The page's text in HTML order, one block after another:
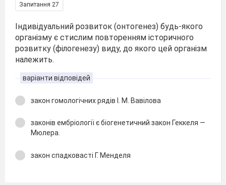
Запитання 27
Індивідуальний розвиток (онтогенез) будь-якого
організму є стислим повторенням історичного
розвитку (філогенезу) виду, до якого цей організм
належить.
варіанти відповідей
закон гомологічних рядів І. М. Вавілова
законів ембріології є біогенетичний закон Геккеля —
Мюлера.
закон спадковасті Г. Менделя